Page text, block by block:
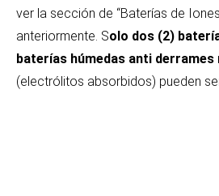
ver la sección de “Baterías de
anteriormente. Solo dos (2)
baterías húmedas anti
(electrólitos absorbidos) pueden